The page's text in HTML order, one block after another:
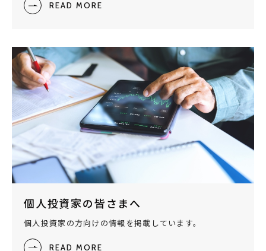
READ MORE
個人投資家の皆さまへ
個人投資家の方向けの情報を掲載しています。
READ MORE